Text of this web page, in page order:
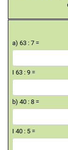
a) 63 : 7 =
I 63 : 9 =
b) 40 : 8 =
I 40 : 5 =